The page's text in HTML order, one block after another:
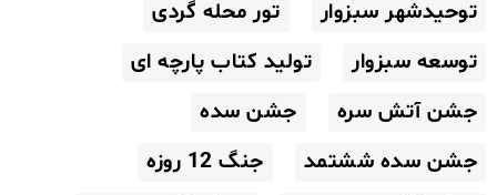
توحیدشهر سبزوار
تور محله گردی
توسعه سبزوار
تولید کتاب پارچه ای
جشن آتش سره
جشن سده
جشن سده ششتمد
جنگ 12 روزه